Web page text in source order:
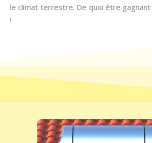
le climat terrestre. De quoi être
!